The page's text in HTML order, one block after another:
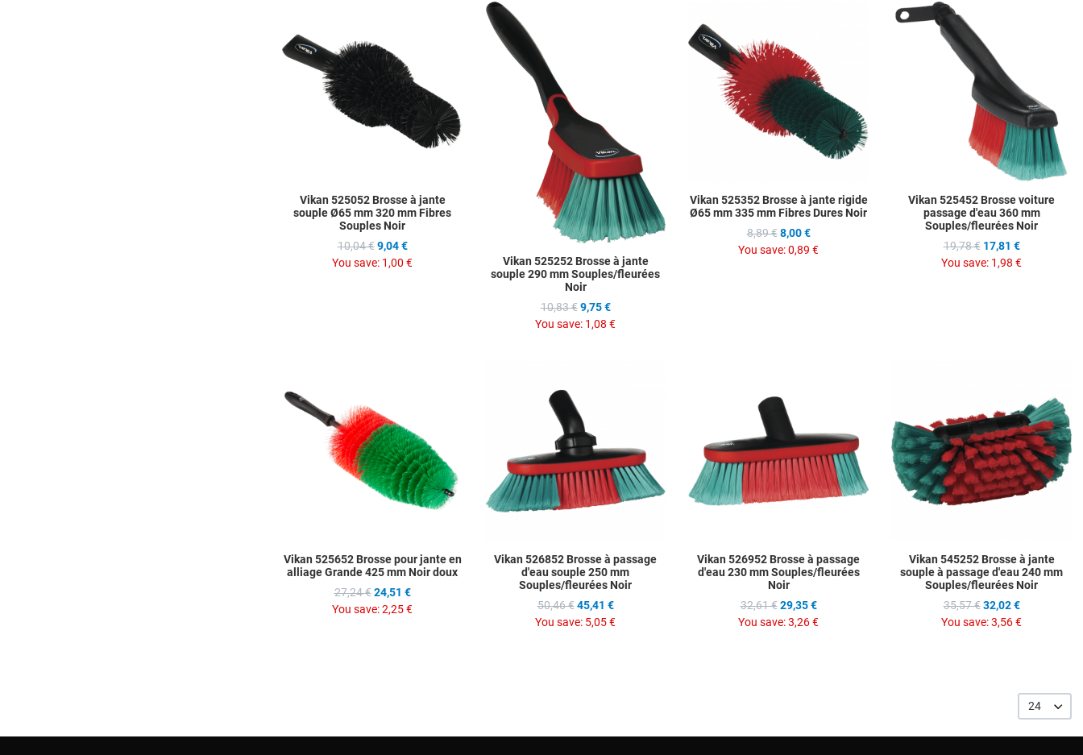
Add to Wishlist
Add to Compare
Vikan 525052 Brosse à jante
souple Ø65 mm 320 mm Fibres
Souples Noir
10,04 € 9,04 €
You save: 1,00 €
Add to Compare
Quick View
Vikan 525252 Brosse à jante
souple 290 mm Souples/fleurées
Noir
10,83 € 9,75 €
You save: 1,08 €
Add to Wishlist
Add to Compare
Vikan 525352 Brosse à jante rigide
Ø65 mm 335 mm Fibres Dures Noir
8,89 € 8,00 €
You save:0,89 €
Vikan 525452 Brosse voiture
passage d'eau 360 mm
Souples/fleurées Noir
19,78 € 17,81 €
You save: 1,98 €
Vikan 525652 Brosse pour jante en
alliage Grande 425 mm Noir doux
27,24 € 24,51 €
You save:2,25 €
Quick View
Vikan 526852 Brosse à passage
d'eau souple 250 mm
Souples/fleurées Noir
50,46 € 45,41 €
You save: 5,05 €
Quick View
Vikan 526952 Brosse à passage
d'eau 230 mm Souples/fleurées
Noir
32,61 € 29,35 €
You save:3,26 €
Vikan 545252 Brosse à jante
souple à passage d'eau 240 mm
Souples/fleurées Noir
35,57 € 32,02 €
You save:3,56 €
24